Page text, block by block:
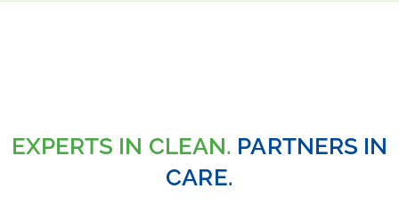
EXPERTS IN CLEAN. PARTNERS IN
CARE.